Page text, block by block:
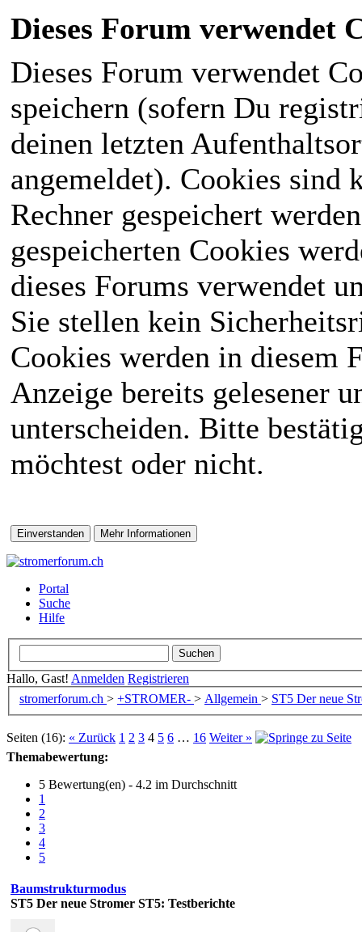
Dieses Forum verwendet
Dieses Forum verwendet
speichern (sofern Du
deinen letzten
angemeldet). Cookies sind
Rechner gespeichert
gespeicherten Cookies
dieses Forums verwendet
Sie stellen kein
Cookies werden in diesem
Anzeige bereits gelesener
unterscheiden. Bitte
möchtest oder nicht.
Portal
Suche
Hilfe
Hallo, Gast! Anmelden Registrieren
stromerforum.ch > +STROMER- > Allgemein > ST5 Der neue
Seiten (16): « Zurück 1 2 3 4 5 6 … 16 Weiter »
Themabewertung:
5 Bewertung(en) - 4.2 im Durchschnitt
1
2
3
4
5
Baumstrukturmodus
ST5 Der neue Stromer ST5: Testberichte